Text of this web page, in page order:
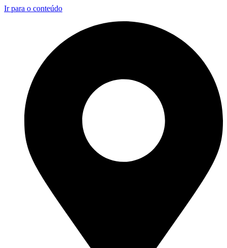
Ir para o conteúdo